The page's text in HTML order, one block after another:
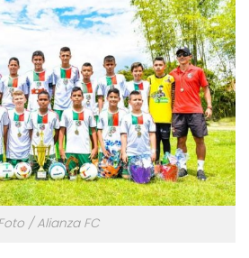
/ Alianza FC